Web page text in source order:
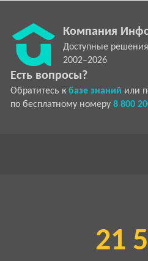
Компания
Доступные
2002–2026
Есть вопросы?
Обратитесь к базе знаний или
по бесплатному номеру 8 800
21